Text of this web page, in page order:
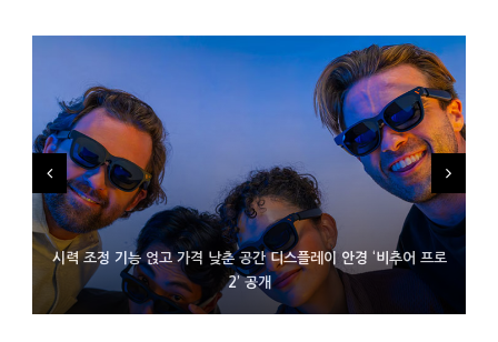
시력 조정 기능 얹고 가격 낮춘 공간 디스플레이 안경 ‘비추어 프로
2’ 공개
D램 부족에 10억달러어치 아이폰18 프로세서 패키징 대기 중
300~400달러 반지형 스피커 준비하는 오픈AI